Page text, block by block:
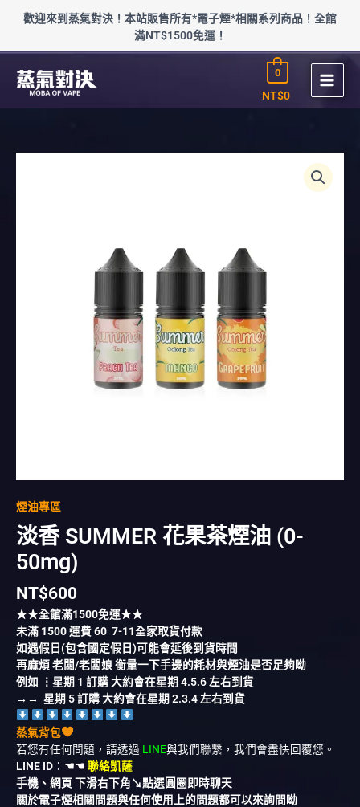
要
歡迎來到蒸氣對決！本站販售所有*電子煙*相關系列商品！全館
滿NT$1500免運！
NT$0
0
煙油專區
淡香 SUMMER 花果茶煙油 (0-
50mg)
NT$600
★★全館滿1500免運★★
未滿 1500運費60 7-11全家取貨付款
如遇假日(包含國定假日)可能會延後到貨時間
再麻煩 老闆/老闆娘 衡量一下手邊的耗材與煙油是否足夠呦
例如 ⋮星期 1 訂購 大約會在星期 4.5.6 左右到貨
→→ 星期 5 訂購 大約會在星期 2.3.4 左右到貨
蒸氣背包
若您有任何問題，請透過 LINE與我們聯繫，我們會盡快回覆您。
LINE ID ： ☚☚ 聯絡凱薩
手機、網頁 下滑右下角↘︎點選圓圈即時聊天
關於電子煙相關問題與任何使用上的問題都可以來詢問呦